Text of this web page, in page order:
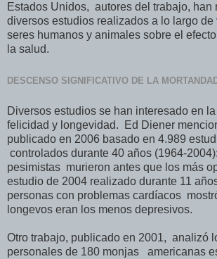
Estados Unidos, autores del trabajo, han
diversos estudios realizados a lo largo de
seres humanos y animales sobre el
la salud.
DESCENSO SIGNIFICATIVO DE LA
Diversos estudios se han interesado en
felicidad y longevidad. Ed Diener
publicado en 2006 basado en 4.989
controlados durante 40 años (1964-
pesimistas murieron antes que los más
estudio de 2004 realizado durante 11
personas con problemas cardíacos
longevos eran los menos depresivos.
Otro trabajo, publicado en 2001, analizó
personales de 180 monjas americanas